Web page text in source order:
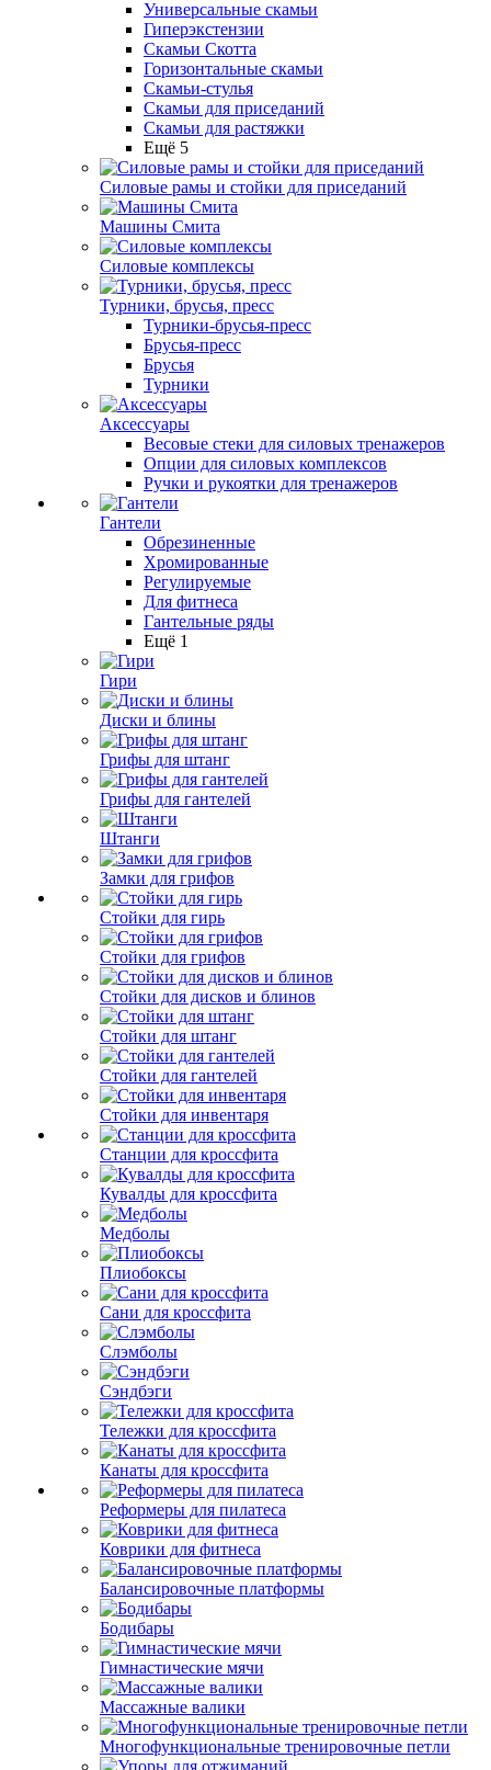
Универсальные скамьи
Гиперэкстензии
Скамьи Скотта
Горизонтальные скамьи
Скамьи-стулья
Скамьи для приседаний
Скамьи для растяжки
Ещё 5
Силовые рамы и стойки для приседаний
Машины Смита
Силовые комплексы
Турники, брусья, пресс
Турники-брусья-пресс
Брусья-пресс
Брусья
Турники
Аксессуары
Весовые стеки для силовых тренажеров
Опции для силовых комплексов
Ручки и рукоятки для тренажеров
Гантели
Обрезиненные
Хромированные
Регулируемые
Для фитнеса
Гантельные ряды
Ещё 1
Гири
Диски и блины
Грифы для штанг
Грифы для гантелей
Штанги
Замки для грифов
Стойки для гирь
Стойки для грифов
Стойки для дисков и блинов
Стойки для штанг
Стойки для гантелей
Стойки для инвентаря
Станции для кроссфита
Кувалды для кроссфита
Медболы
Плиобоксы
Сани для кроссфита
Слэмболы
Сэндбэги
Тележки для кроссфита
Канаты для кроссфита
Реформеры для пилатеса
Коврики для фитнеса
Балансировочные платформы
Бодибары
Гимнастические мячи
Массажные валики
Многофункциональные тренировочные петли